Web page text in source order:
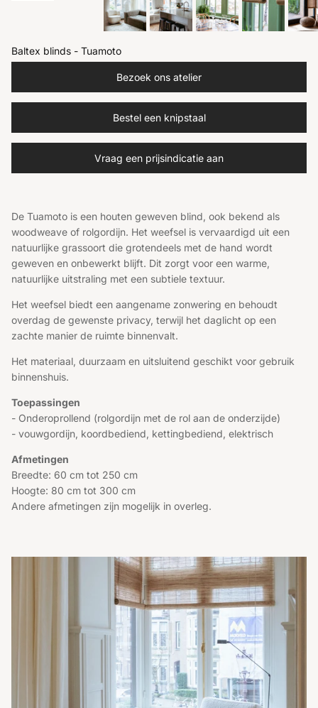
Baltex blinds - Tuamoto
Bezoek ons atelier
Bestel een knipstaal
Vraag een prijsindicatie aan
De Tuamoto is een houten geweven blind, ook bekend als
woodweave of rolgordijn. Het weefsel is vervaardigd uit een
natuurlijke grassoort die grotendeels met de hand wordt
geweven en onbewerkt blijft. Dit zorgt voor een warme,
natuurlijke uitstraling met een subtiele textuur.
Het weefsel biedt een aangename zonwering en behoudt
overdag de gewenste privacy, terwijl het daglicht op een
zachte manier de ruimte binnenvalt.
Het materiaal, duurzaam en uitsluitend geschikt voor gebruik
binnenshuis.
Toepassingen
- Onderoprollend (rolgordijn met de rol aan de onderzijde)
- vouwgordijn, koordbediend, kettingbediend, elektrisch
Afmetingen
Breedte: 60 cm tot 250 cm
Hoogte: 80 cm tot 300 cm
Andere afmetingen zijn mogelijk in overleg.